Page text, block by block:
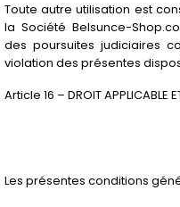
Toute autre utilisation est
la Société Belsunce-
des poursuites judiciaires
violation des présentes
Article 16 – DROIT APPLICABLE
Les présentes conditions